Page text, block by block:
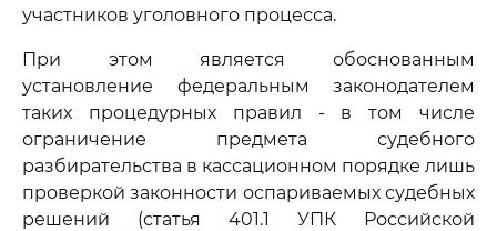
участников уголовного процесса.
При этом является обоснованным
установление федеральным законодателем
таких процедурных правил - в том числе
ограничение предмета судебного
разбирательства в кассационном порядке лишь
проверкой законности оспариваемых судебных
решений (статья 401.1 УПК Российской